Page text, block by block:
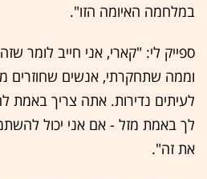
במלחמה האיומה הזו".
ספייק לי: "קארי, אני חייב לומר
וממה שתחקרתי, אנשים שחוזרים
לעיתים נדירות. אתה צריך באמת
לך באמת מזל - אם אני יכול
את זה".